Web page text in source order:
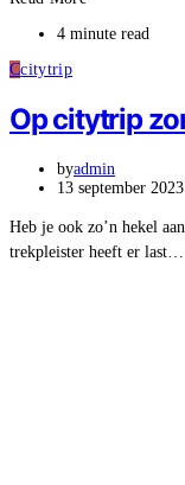
4 minute read
Ccitytrip
Op citytrip
byadmin
13 september 2023
Heb je ook zo’n hekel
trekpleister heeft er last…